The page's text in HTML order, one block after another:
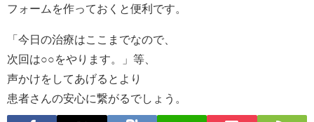
フォームを作っておくと便利です。
「今日の治療はここまでなので、
次回は○○をやります。」等、
声かけをしてあげるとより
患者さんの安心に繋がるでしょう。